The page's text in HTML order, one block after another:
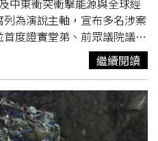
為演說主軸，宣布多名涉案
度證實堂弟、前眾議院議長
）即將面臨刑事起訴，
不是朋友的總統，而是菲律
護短，同時提出減稅、能源
馬可仕發表任內第5次國情
點，強調涉案者絕不因身分
透社和法新社》等報導，小
繼續閱讀